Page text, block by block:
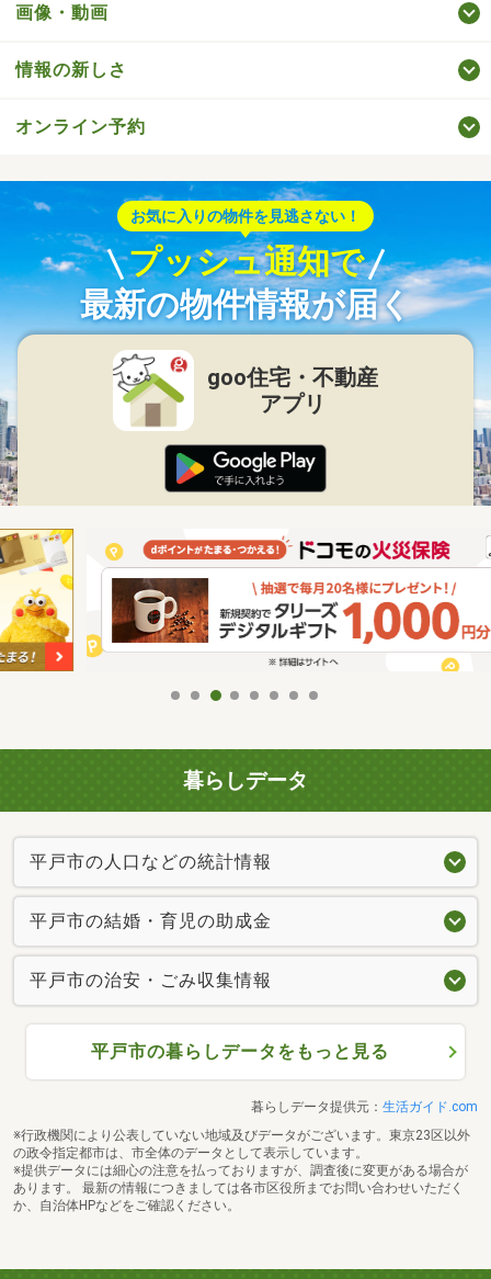
画像・動画
情報の新しさ
オンライン予約
お気に入りの物件を見逃さない！
プッシュ通知で
最新の物件情報が届く
goo住宅・不動産
アプリ
暮らしデータ
平戸市の人口などの統計情報
平戸市の結婚・育児の助成金
平戸市の治安・ごみ収集情報
平戸市の暮らしデータをもっと見る
暮らしデータ提供元： 生活ガイド.com
※行政機関により公表していない地域及びデータがございます。東京23区以外
の政令指定都市は、市全体のデータとして表示しています。
※提供データには細心の注意を払っておりますが、調査後に変更がある場合が
あります。 最新の情報につきましては各市区役所までお問い合わせいただく
か、自治体HPなどをご確認ください。